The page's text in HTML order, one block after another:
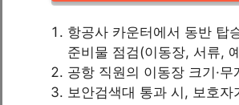
항공사 카운터에서 동반 탑
준비물 점검(이동장, 서류,
공항 직원의 이동장 크기·무
보안검색대 통과 시, 보호자